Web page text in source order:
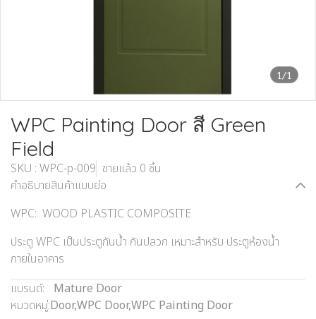
1/1
WPC Painting Door สี Green
Field
SKU : WPC-p-009 ขายแล้ว 0 ชิ้น
คำอธิบายสินค้าแบบย่อ
WPC: WOOD PLASTIC COMPOSITE
ประตู WPC เป็นประตูกันน้ำ กันปลวก เหมาะสำหรับ ประตูห้องน้ำ
ภายในอาคาร
แบรนด์:
Mature Door
หมวดหมู่:Door,WPC Door,WPC Painting Door